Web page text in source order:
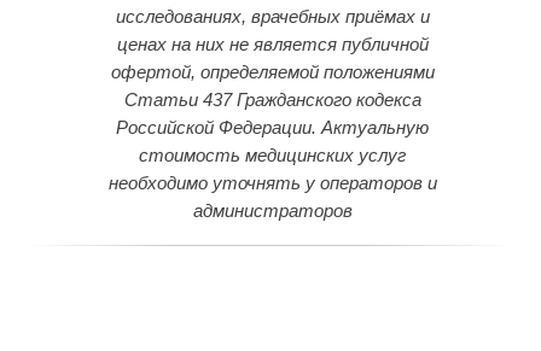
исследованиях, врачебных приёмах и
ценах на них не является публичной
офертой, определяемой положениями
Статьи 437 Гражданского кодекса
Российской Федерации. Актуальную
стоимость медицинских услуг
необходимо уточнять у операторов и
администраторов